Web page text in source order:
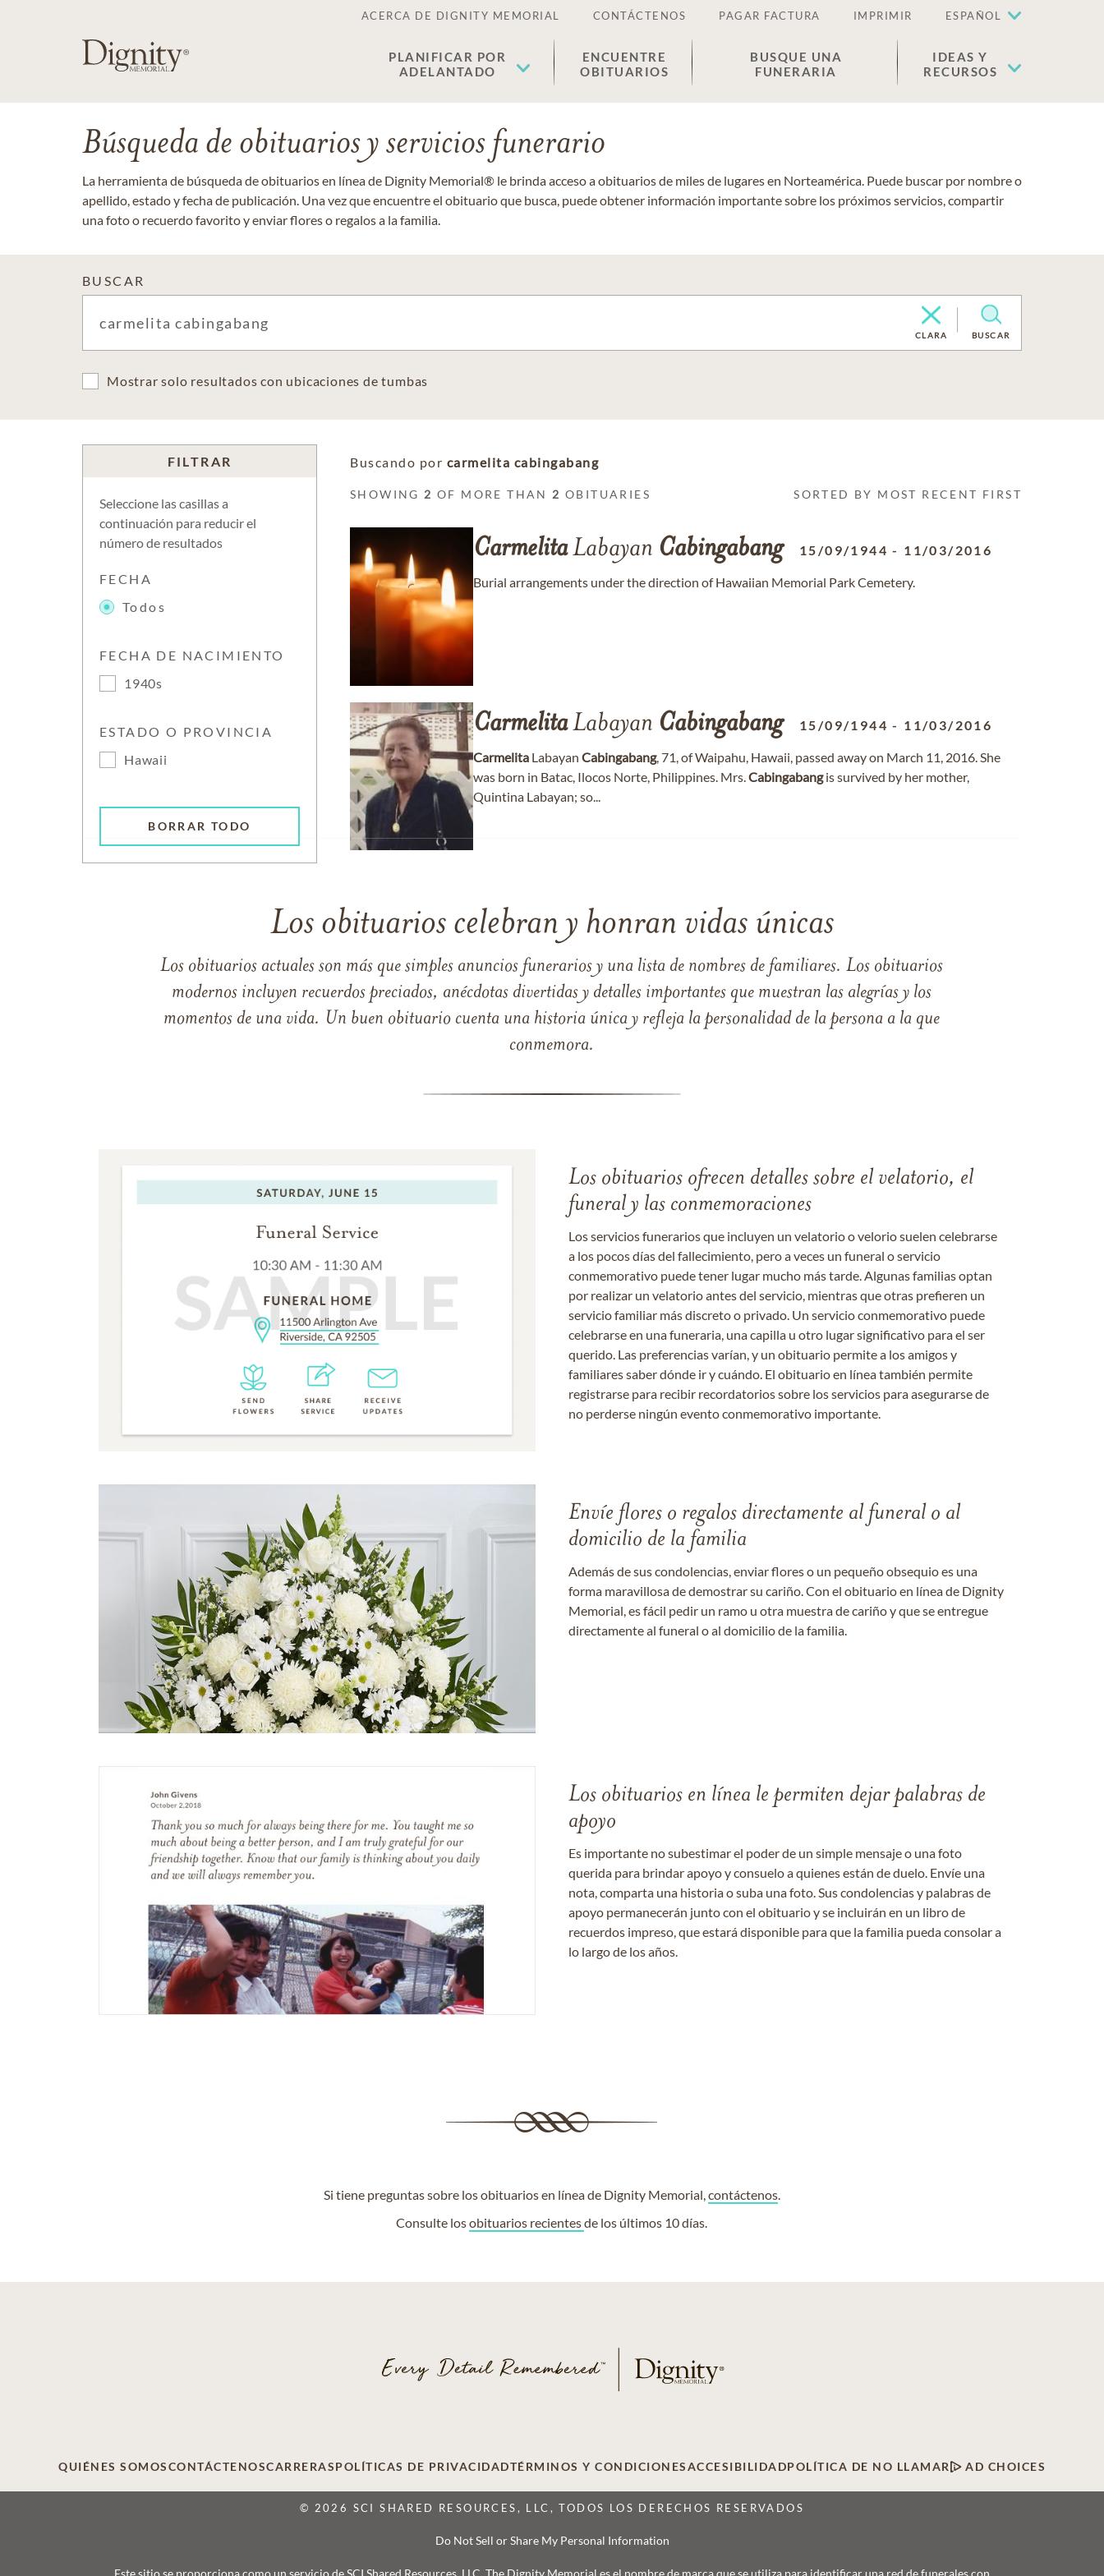
ACERCA DE DIGNITY MEMORIAL CONTÁCTENOS PAGAR FACTURA IMPRIMIR ESPAÑOL
PLANIFICAR POR
ADELANTADO
ENCUENTRE
OBITUARIOS
BUSQUE UNA
FUNERARIA
IDEAS Y
RECURSOS
Búsqueda de obituarios y servicios funerario
La herramienta de búsqueda de obituarios en línea de Dignity Memorial® le brinda acceso a obituarios de miles de lugares en Norteamérica. Puede buscar por nombre o
apellido, estado y fecha de publicación. Una vez que encuentre el obituario que busca, puede obtener información importante sobre los próximos servicios, compartir
una foto o recuerdo favorito y enviar flores o regalos a la familia.
BUSCAR
CLARA BUSCAR
Mostrar solo resultados con ubicaciones de tumbas
FILTRAR
Seleccione las casillas a
continuación para reducir el
número de resultados
FECHA
Todos
FECHA DE NACIMIENTO
1940s
ESTADO O PROVINCIA
Hawaii
BORRAR TODO
Buscando por carmelita cabingabang
SHOWING 2 OF MORE THAN 2 OBITUARIES SORTED BY MOST RECENT FIRST
CarmelitaLabayan Cabingabang 15/09/1944 - 11/03/2016
Burial arrangements under the direction of Hawaiian Memorial Park Cemetery.
CarmelitaLabayan Cabingabang 15/09/1944 - 11/03/2016
Carmelita Labayan Cabingabang, 71, of Waipahu, Hawaii, passed away on March 11, 2016. She
was born in Batac, Ilocos Norte, Philippines. Mrs.Cabingabangis survived by her mother,
Quintina Labayan; so...
Los obituarios celebran y honran vidas únicas
Los obituarios actuales son más que simples anuncios funerarios y una lista de nombres de familiares. Los obituarios
modernos incluyen recuerdos preciados, anécdotas divertidas y detalles importantes que muestran las alegrías y los
momentos de una vida. Un buen obituario cuenta una historia única y refleja la personalidad de la persona a la que
conmemora.
Los obituarios ofrecen detalles sobre el velatorio, el
funeral y las conmemoraciones
Los servicios funerarios que incluyen un velatorio o velorio suelen celebrarse
a los pocos días del fallecimiento, pero a veces un funeral o servicio
conmemorativo puede tener lugar mucho más tarde. Algunas familias optan
por realizar un velatorio antes del servicio, mientras que otras prefieren un
servicio familiar más discreto o privado. Un servicio conmemorativo puede
celebrarse en una funeraria, una capilla u otro lugar significativo para el ser
querido. Las preferencias varían, y un obituario permite a los amigos y
familiares saber dónde ir y cuándo. El obituario en línea también permite
registrarse para recibir recordatorios sobre los servicios para asegurarse de
no perderse ningún evento conmemorativo importante.
Envíe flores o regalos directamente al funeral o al
domicilio de la familia
Además de sus condolencias, enviar flores o un pequeño obsequio es una
forma maravillosa de demostrar su cariño. Con el obituario en línea de Dignity
Memorial, es fácil pedir un ramo u otra muestra de cariño y que se entregue
directamente al funeral o al domicilio de la familia.
Los obituarios en línea le permiten dejar palabras de
apoyo
Es importante no subestimar el poder de un simple mensaje o una foto
querida para brindar apoyo y consuelo a quienes están de duelo. Envíe una
nota, comparta una historia o suba una foto. Sus condolencias y palabras de
apoyo permanecerán junto con el obituario y se incluirán en un libro de
recuerdos impreso, que estará disponible para que la familia pueda consolar a
lo largo de los años.
Si tiene preguntas sobre los obituarios en línea de Dignity Memorial,contáctenos.
Consulte losobituarios recientesde los últimos 10 días.
QUIÉNES SOMOSCONTÁCTENOSCARRERASPOLÍTICAS DE PRIVACIDADTÉRMINOS Y CONDICIONESACCESIBILIDADPOLÍTICA DE NO LLAMAR AD CHOICES
© 2026 SCI SHARED RESOURCES, LLC, TODOS LOS DERECHOS RESERVADOS
Do Not Sell or Share My Personal Information
Este sitio se proporciona como un servicio de SCI Shared Resources, LLC. The Dignity Memorial es el nombre de marca que se utiliza para identificar una red de funerales con